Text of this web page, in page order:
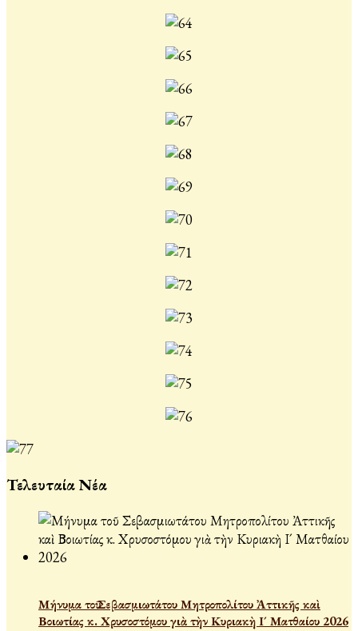
Τελευταία Νέα
Μήνυμα τοῦ Σεβασμιωτάτου Μητροπολίτου Ἀττικῆς καὶ
Βοιωτίας κ. Χρυσοστόμου γιὰ τὴν Κυριακὴ Ι´ Ματθαίου 2026